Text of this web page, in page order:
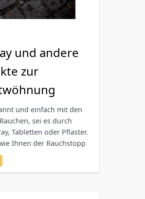
und andere
zur
und einfach mit den
sei es durch
Tabletten oder Pflaster.
Ihnen der Rauchstopp